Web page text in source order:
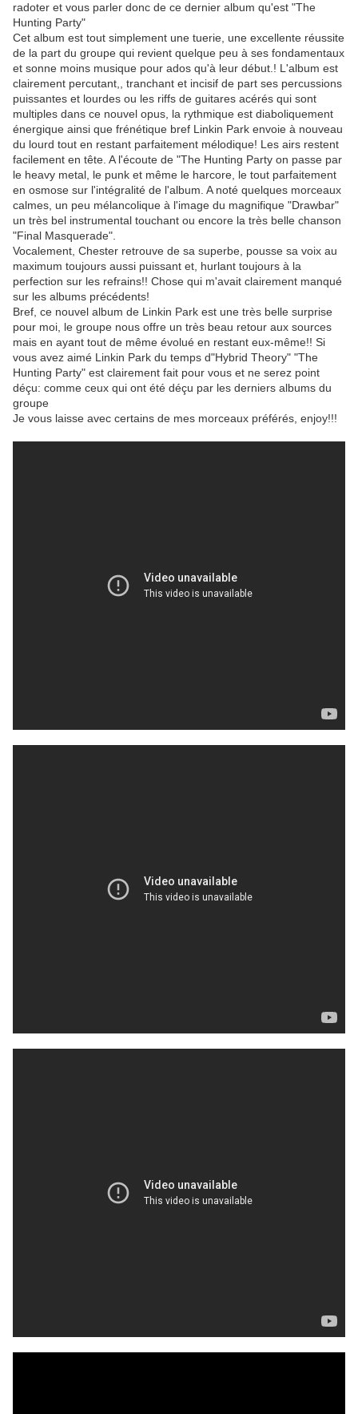
radoter et vous parler donc de ce dernier album qu'est "The
Hunting Party"
Cet album est tout simplement une tuerie, une excellente réussite
de la part du groupe qui revient quelque peu à ses fondamentaux
et sonne moins musique pour ados qu'à leur début.! L'album est
clairement percutant,, tranchant et incisif de part ses percussions
puissantes et lourdes ou les riffs de guitares acérés qui sont
multiples dans ce nouvel opus, la rythmique est diaboliquement
énergique ainsi que frénétique bref Linkin Park envoie à nouveau
du lourd tout en restant parfaitement mélodique! Les airs restent
facilement en tête. A l'écoute de "The Hunting Party on passe par
le heavy metal, le punk et même le harcore, le tout parfaitement
en osmose sur l'intégralité de l'album. A noté quelques morceaux
calmes, un peu mélancolique à l'image du magnifique "Drawbar"
un très bel instrumental touchant ou encore la très belle chanson
"Final Masquerade".
Vocalement, Chester retrouve de sa superbe, pousse sa voix au
maximum toujours aussi puissant et, hurlant toujours à la
perfection sur les refrains!! Chose qui m'avait clairement manqué
sur les albums précédents!
Bref, ce nouvel album de Linkin Park est une très belle surprise
pour moi, le groupe nous offre un très beau retour aux sources
mais en ayant tout de même évolué en restant eux-même!! Si
vous avez aimé Linkin Park du temps d"Hybrid Theory" "The
Hunting Party" est clairement fait pour vous et ne serez point
déçu: comme ceux qui ont été déçu par les derniers albums du
groupe
Je vous laisse avec certains de mes morceaux préférés, enjoy!!!